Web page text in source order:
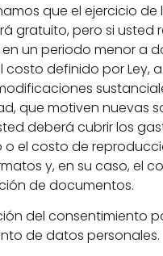
que el ejercicio de
gratuito, pero si usted
un periodo menor a
costo definido por Ley,
que motiven nuevas
deberá cubrir los
o el costo de
y, en su caso, el
de documentos.
del consentimiento
de datos personales.